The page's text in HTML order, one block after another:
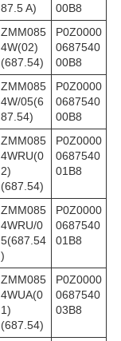
87.5 A)
00B8
ZMM085
4W(02)
(687.54)
P0Z0000
0687540
00B8
ZMM085
4W/05(6
87.54)
P0Z0000
0687540
00B8
ZMM085
4WRU(0
2)
(687.54)
P0Z0000
0687540
01B8
ZMM085
4WRU/0
5(687.54
)
P0Z0000
0687540
01B8
ZMM085
4WUA(0
1)
(687.54)
P0Z0000
0687540
03B8